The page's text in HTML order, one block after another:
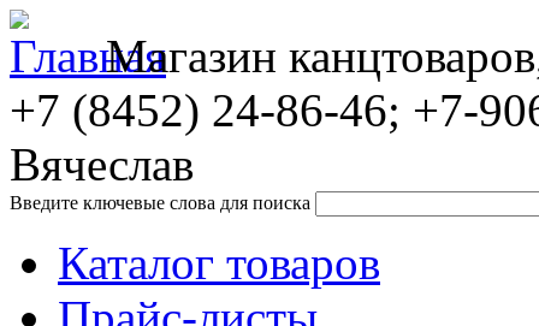
Магазин
+7 (8452) 24-86-46; +7-
Вячеслав
Введите ключевые слова для поиска
Каталог товаров